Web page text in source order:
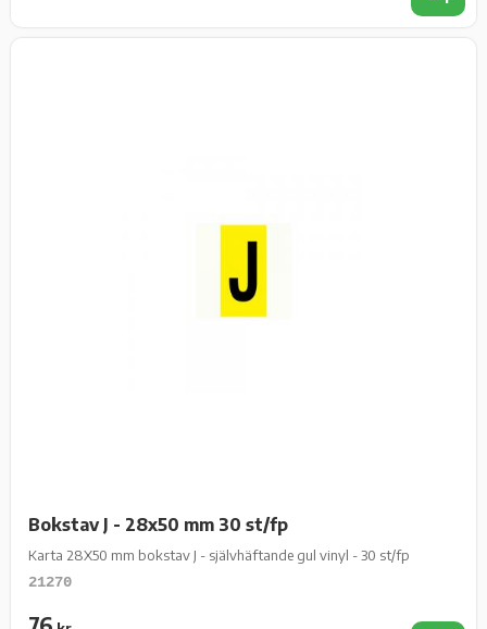
Bokstav J - 28x50 mm 30 st/fp
Karta 28X50 mm bokstav J - självhäftande gul vinyl - 30 st/fp
21270